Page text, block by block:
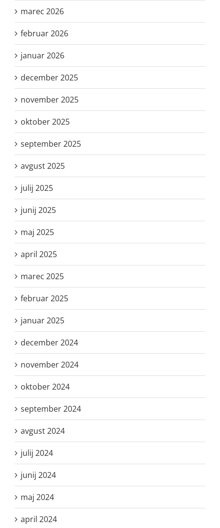
marec 2026
februar 2026
januar 2026
december 2025
november 2025
oktober 2025
september 2025
avgust 2025
julij 2025
junij 2025
maj 2025
april 2025
marec 2025
februar 2025
januar 2025
december 2024
november 2024
oktober 2024
september 2024
avgust 2024
julij 2024
junij 2024
maj 2024
april 2024